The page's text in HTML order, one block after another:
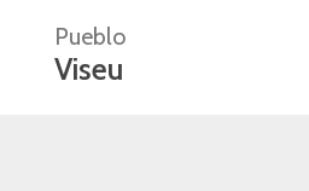
Pueblo
Viseu